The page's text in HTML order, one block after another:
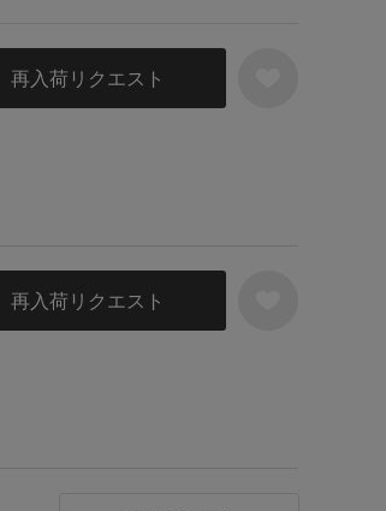
再入荷リクエスト
再入荷リクエスト